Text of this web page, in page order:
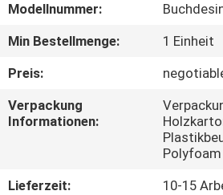
FABRIK-
AUSFLUG
SIE
Modellnummer:
Min Bestellmenge:
1 Einheit
Preis:
Verpackung
Informationen:
Lieferzeit:
10-15